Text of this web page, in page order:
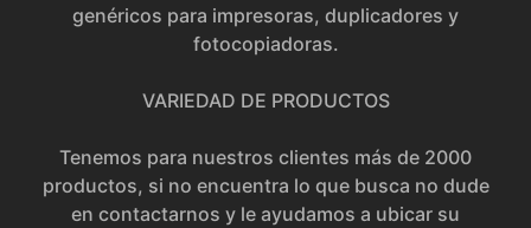
genéricos para impresoras, duplicadores y
fotocopiadoras.
VARIEDAD DE PRODUCTOS
Tenemos para nuestros clientes más de 2000
productos, si no encuentra lo que busca no dude
en contactarnos y le ayudamos a ubicar su